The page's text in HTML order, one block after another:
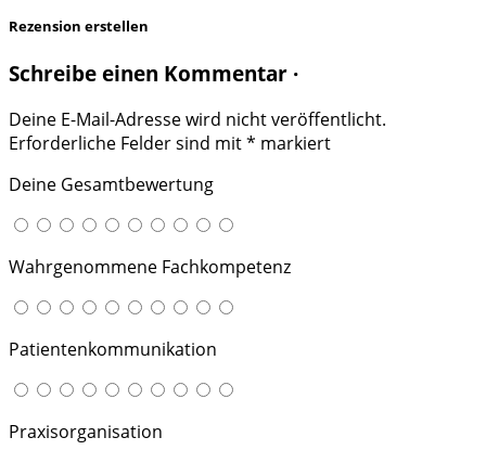
Rezension erstellen
Schreibe einen Kommentar ·
Deine E-Mail-Adresse wird nicht veröffentlicht.
Erforderliche Felder sind mit* markiert
Deine Gesamtbewertung
Wahrgenommene Fachkompetenz
Patientenkommunikation
Praxisorganisation